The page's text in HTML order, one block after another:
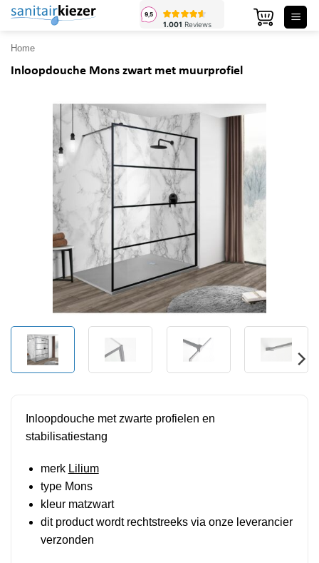
Ga
inhoud
Home
Inloopdouche Mons zwart met muurprofiel
Inloopdouche met zwarte profielen en
stabilisatiestang
merk Lilium
type Mons
kleur matzwart
dit product wordt rechtstreeks via onze leverancier
verzonden